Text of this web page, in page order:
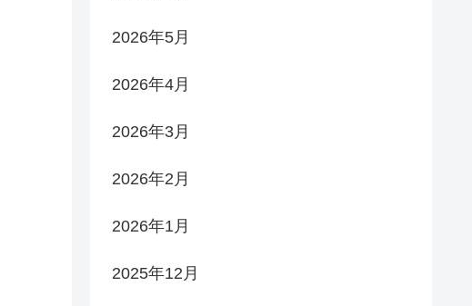
2026年5月
2026年4月
2026年3月
2026年2月
2026年1月
2025年12月